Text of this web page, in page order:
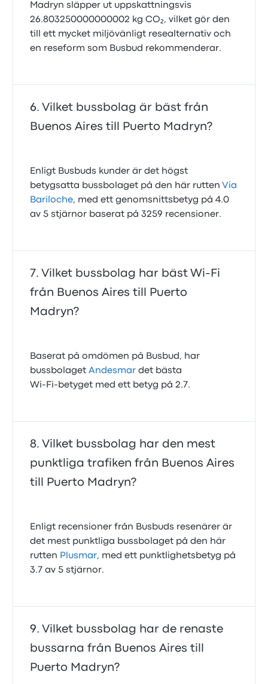
Madryn släpper ut uppskattningsvis
26.803250000000002 kg CO₂, vilket gör den
till ett mycket miljövänligt resealternativ och
en reseform som Busbud rekommenderar.
Vilket bussbolag är bäst från
Buenos Aires till Puerto Madryn?
Enligt Busbuds kunder är det högst
betygsatta bussbolaget på den här rutten Via
Bariloche, med ett genomsnittsbetyg på 4.0
av 5 stjärnor baserat på 3259 recensioner.
Vilket bussbolag har bäst Wi-Fi
från Buenos Aires till Puerto
Madryn?
Baserat på omdömen på Busbud, har
bussbolagetAndesmar det bästa
Wi‑Fi‑betyget med ett betyg på 2.7.
Vilket bussbolag har den mest
punktliga trafiken från Buenos Aires
till Puerto Madryn?
Enligt recensioner från Busbuds resenärer är
det mest punktliga bussbolaget på den här
rutten Plusmar, med ett punktlighetsbetyg på
3.7 av 5 stjärnor.
Vilket bussbolag har de renaste
bussarna från Buenos Aires till
Puerto Madryn?